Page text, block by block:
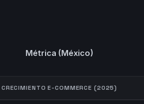
Métrica (México)
CRECIMIENTO E-COMMERCE (2025)